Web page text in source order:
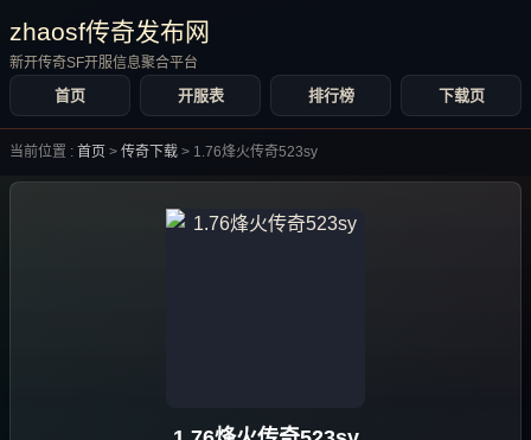
zhaosf传奇发布网
新开传奇SF开服信息聚合平台
首页 开服表 排行榜 下载页
当前位置 : 首页 > 传奇下载 > 1.76烽火传奇523sy